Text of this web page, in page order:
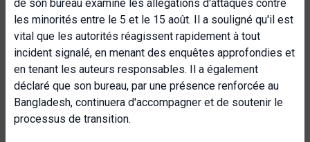
de son bureau examine les allégations d'attaques contre
les minorités entre le 5 et le 15 août. Il a souligné qu'il est
vital que les autorités réagissent rapidement à tout
incident signalé, en menant des enquêtes approfondies et
en tenant les auteurs responsables. Il a également
déclaré que son bureau, par une présence renforcée au
Bangladesh, continuera d'accompagner et de soutenir le
processus de transition.